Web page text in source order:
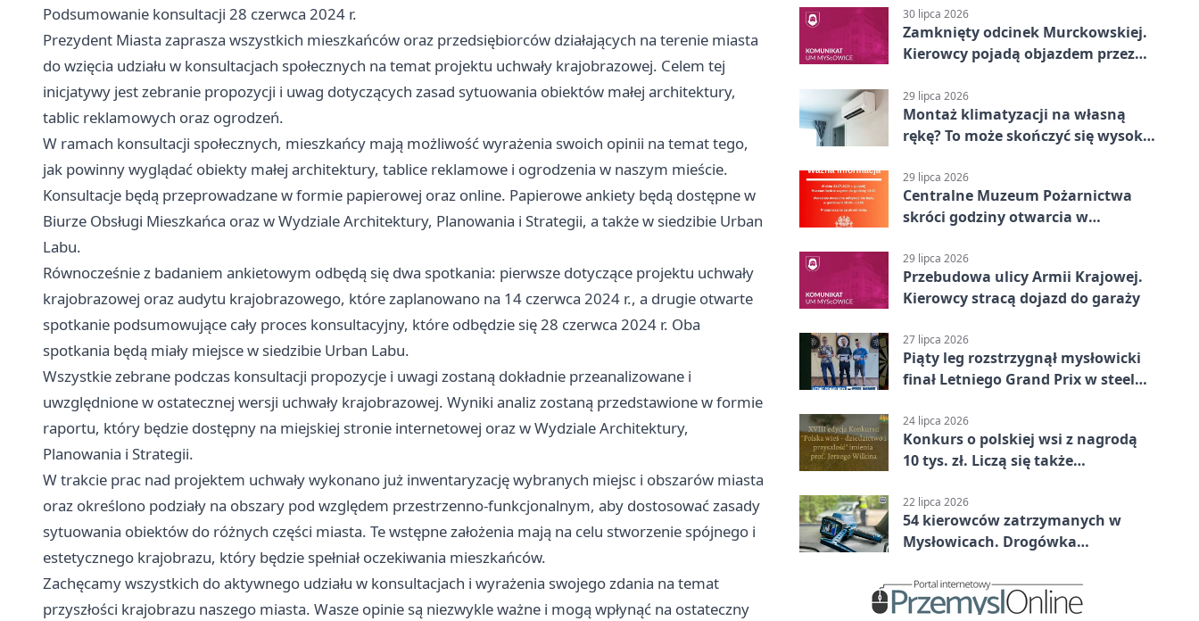
Podsumowanie konsultacji 28 czerwca 2024 r.
Prezydent Miasta zaprasza wszystkich mieszkańców oraz przedsiębiorców działających na terenie miasta
do wzięcia udziału w konsultacjach społecznych na temat projektu uchwały krajobrazowej. Celem tej
inicjatywy jest zebranie propozycji i uwag dotyczących zasad sytuowania obiektów małej architektury,
tablic reklamowych oraz ogrodzeń.
W ramach konsultacji społecznych, mieszkańcy mają możliwość wyrażenia swoich opinii na temat tego,
jak powinny wyglądać obiekty małej architektury, tablice reklamowe i ogrodzenia w naszym mieście.
Konsultacje będą przeprowadzane w formie papierowej oraz online. Papierowe ankiety będą dostępne w
Biurze Obsługi Mieszkańca oraz w Wydziale Architektury, Planowania i Strategii, a także w siedzibie Urban
Labu.
Równocześnie z badaniem ankietowym odbędą się dwa spotkania: pierwsze dotyczące projektu uchwały
krajobrazowej oraz audytu krajobrazowego, które zaplanowano na 14 czerwca 2024 r., a drugie otwarte
spotkanie podsumowujące cały proces konsultacyjny, które odbędzie się 28 czerwca 2024 r. Oba
spotkania będą miały miejsce w siedzibie Urban Labu.
Wszystkie zebrane podczas konsultacji propozycje i uwagi zostaną dokładnie przeanalizowane i
uwzględnione w ostatecznej wersji uchwały krajobrazowej. Wyniki analiz zostaną przedstawione w formie
raportu, który będzie dostępny na miejskiej stronie internetowej oraz w Wydziale Architektury,
Planowania i Strategii.
W trakcie prac nad projektem uchwały wykonano już inwentaryzację wybranych miejsc i obszarów miasta
oraz określono podziały na obszary pod względem przestrzenno-funkcjonalnym, aby dostosować zasady
sytuowania obiektów do różnych części miasta. Te wstępne założenia mają na celu stworzenie spójnego i
estetycznego krajobrazu, który będzie spełniał oczekiwania mieszkańców.
Zachęcamy wszystkich do aktywnego udziału w konsultacjach i wyrażenia swojego zdania na temat
przyszłości krajobrazu naszego miasta. Wasze opinie są niezwykle ważne i mogą wpłynąć na ostateczny
30 lipca 2026
Zamknięty odcinek Murckowskiej.
Kierowcy pojadą objazdem przez
29 lipca 2026
Montaż klimatyzacji na własną
rękę? To może skończyć się wysoką
29 lipca 2026
Centralne Muzeum Pożarnictwa
skróci godziny otwarcia w
29 lipca 2026
Przebudowa ulicy Armii Krajowej.
Kierowcy stracą dojazd do garaży
27 lipca 2026
Piąty leg rozstrzygnął mysłowicki
finał Letniego Grand Prix w steel
24 lipca 2026
Konkurs o polskiej wsi z nagrodą
10 tys. zł. Liczą się także
22 lipca 2026
54 kierowców zatrzymanych w
Mysłowicach. Drogówka